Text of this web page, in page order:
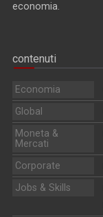
economia.
contenuti
Economia
Global
Moneta &
Mercati
Corporate
Jobs & Skills